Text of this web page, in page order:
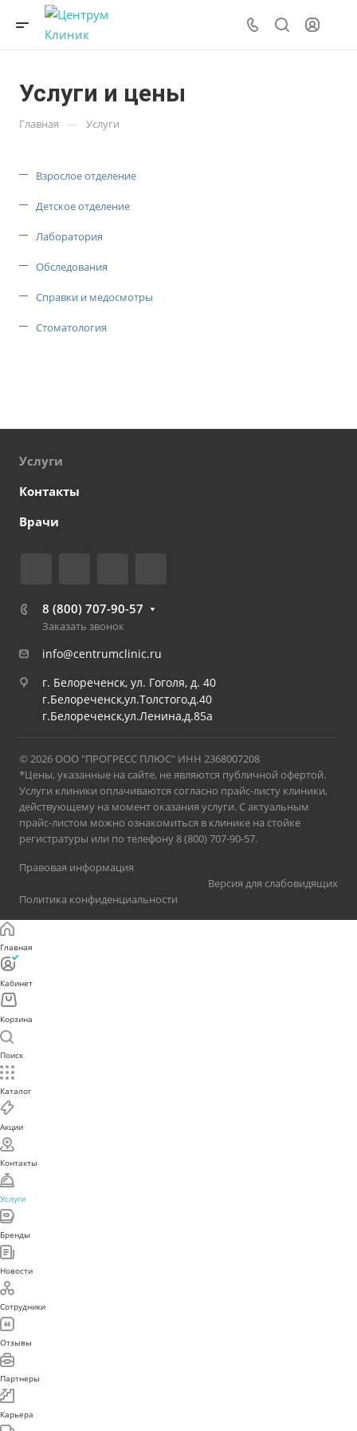
Услуги и цены
Главная — Услуги
Взрослое отделение
Детское отделение
Лаборатория
Обследования
Справки и медосмотры
Стоматология
Услуги
Контакты
Врачи
8 (800) 707-90-57
Заказать звонок
info@centrumclinic.ru
г. Белореченск, ул. Гоголя, д. 40
г.Белореченск,ул.Толстого,д.40
г.Белореченск,ул.Ленина,д.85а
© 2026 ООО "ПРОГРЕСС ПЛЮС" ИНН 2368007208
*Цены, указанные на сайте, не являются публичной офертой.
Услуги клиники оплачиваются согласно прайс-листу клиники,
действующему на момент оказания услуги. С актуальным
прайс-листом можно ознакомиться в клинике на стойке
регистратуры или по телефону 8 (800) 707-90-57.
Правовая информация
Политика конфиденциальности
Версия для слабовидящих
Главная
Кабинет
Корзина
Поиск
Каталог
Акции
Контакты
Услуги
Бренды
Новости
Сотрудники
Отзывы
Партнеры
Карьера